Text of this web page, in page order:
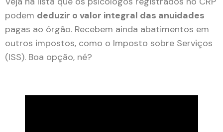
podem deduzir o valor integral das anuidades
pagas ao órgão. Recebem ainda abatimentos em
outros impostos, como o Imposto sobre Serviços
(ISS). Boa opção, né?